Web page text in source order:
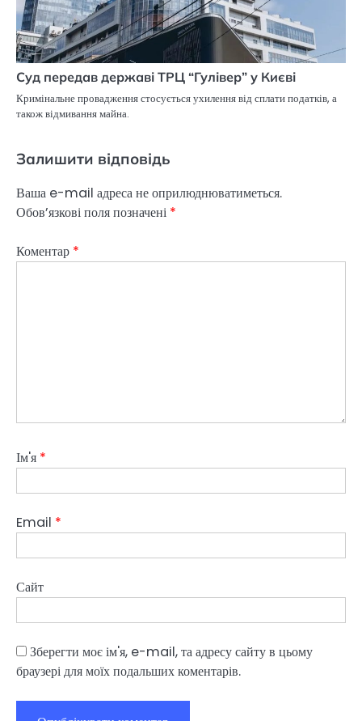
Суд передав державі ТРЦ “Гулівер” у Києві
Кримінальне провадження стосується ухилення від сплати податків, а
також відмивання майна.
Залишити відповідь
Ваша e-mail адреса не оприлюднюватиметься.
Обов’язкові поля позначені *
Коментар *
Ім'я *
Email *
Сайт
Зберегти моє ім'я, e-mail, та адресу сайту в цьому
браузері для моїх подальших коментарів.